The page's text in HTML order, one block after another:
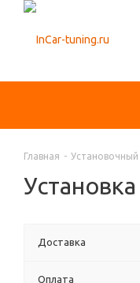
Главная - Установочный
Доставка
Оплата